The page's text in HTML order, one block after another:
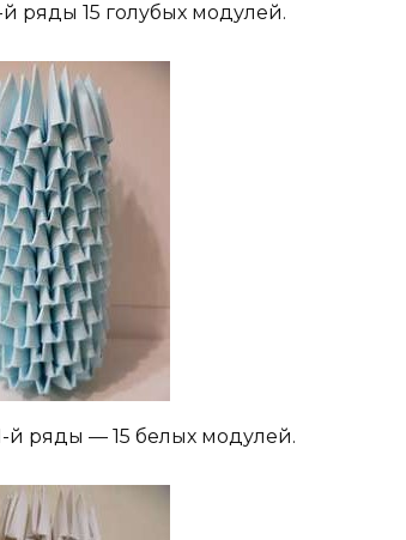
ряды 15 голубых модулей.
й ряды — 15 белых модулей.